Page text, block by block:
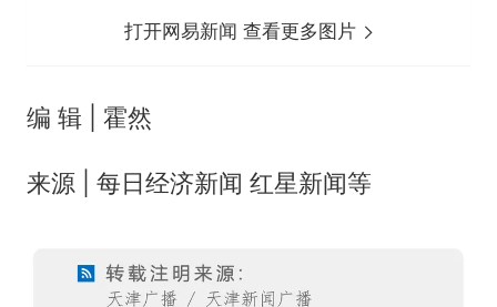
打开网易新闻 查看更多图片
编 辑 | 霍然
来源 | 每日经济新闻 红星新闻等